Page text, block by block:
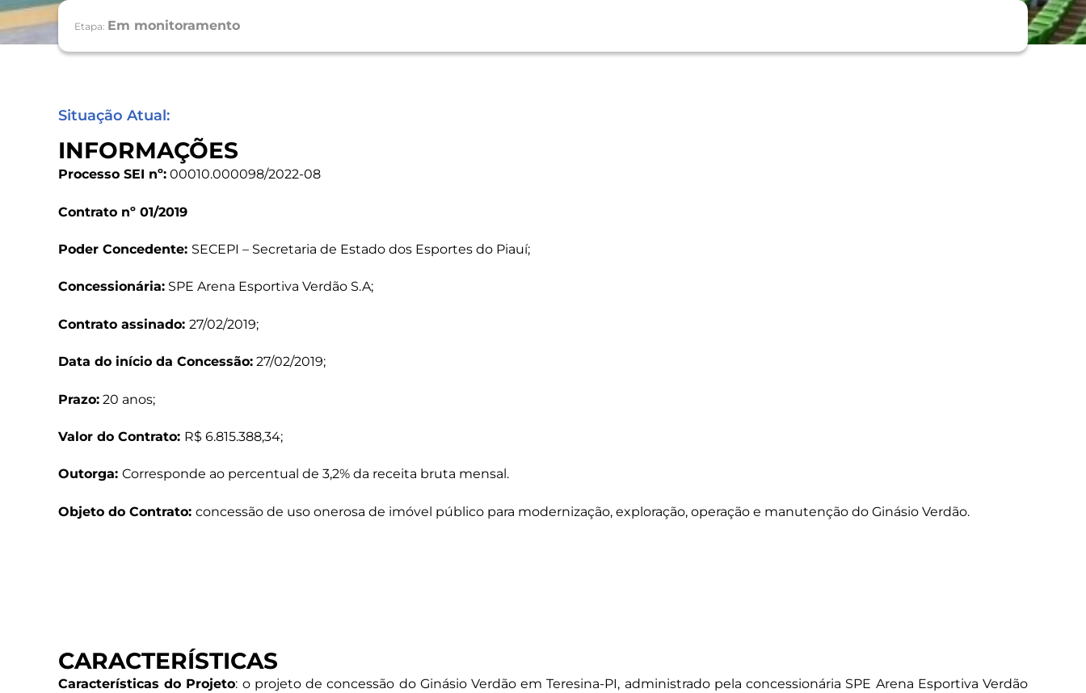
Etapa: Em monitoramento
Situação Atual:
INFORMAÇÕES
Processo SEI nº: 00010.000098/2022-08
Contrato nº 01/2019
Poder Concedente: SECEPI – Secretaria de Estado dos Esportes do Piauí;
Concessionária: SPE Arena Esportiva Verdão S.A;
Contrato assinado: 27/02/2019;
Data do início da Concessão: 27/02/2019;
Prazo: 20 anos;
Valor do Contrato: R$ 6.815.388,34;
Outorga: Corresponde ao percentual de 3,2% da receita bruta mensal.
Objeto do Contrato: concessão de uso onerosa de imóvel público para modernização, exploração, operação e manutenção do Ginásio Verdão.
CARACTERÍSTICAS
Características do Projeto: o projeto de concessão do Ginásio Verdão em Teresina-PI, administrado pela concessionária SPE Arena Esportiva Verdão